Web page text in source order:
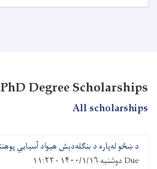
PhD Degree Scholarships
All scholarships
Dueدوشنبه ۱۴۰۰/۱/۱۶ - ۱۱:۲۲